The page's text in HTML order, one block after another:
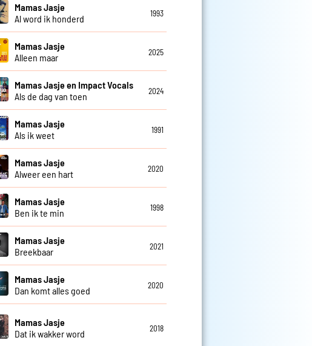
Mamas Jasje
Al word ik honderd
1993
Mamas Jasje
Alleen maar
2025
Mamas Jasje en Impact Vocals
Als de dag van toen
2024
Mamas Jasje
Als ik weet
1991
Mamas Jasje
Alweer een hart
2020
Mamas Jasje
Ben ik te min
1998
Mamas Jasje
Breekbaar
2021
Mamas Jasje
Dan komt alles goed
2020
Mamas Jasje
Dat ik wakker word
2018